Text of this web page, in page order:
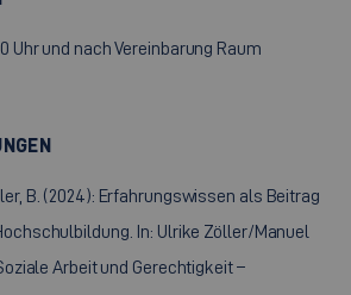
Uhr und nach Vereinbarung Raum
B. (2024): Erfahrungswissen als Beitrag
In: Ulrike Zöller/Manuel
Arbeit und Gerechtigkeit –